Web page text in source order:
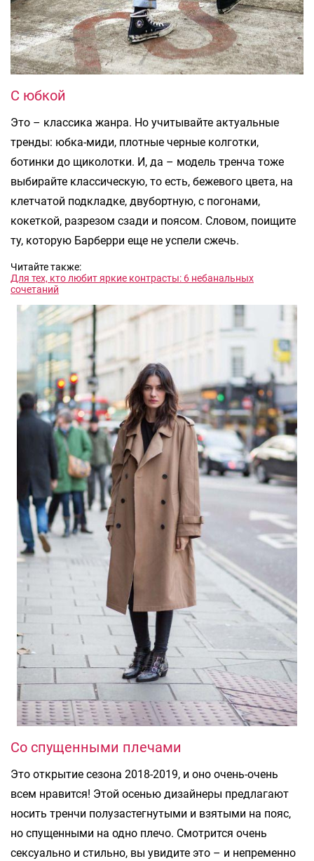
С юбкой
Это – классика жанра. Но учитывайте актуальные
тренды: юбка-миди, плотные черные колготки,
ботинки до щиколотки. И, да – модель тренча тоже
выбирайте классическую, то есть, бежевого цвета, на
клетчатой подкладке, двубортную, с погонами,
кокеткой, разрезом сзади и поясом. Словом, поищите
ту, которую Барберри еще не успели сжечь.
Читайте также:
Для тех, кто любит яркие контрасты: 6 небанальных
сочетаний
Со спущенными плечами
Это открытие сезона 2018-2019, и оно очень-очень
всем нравится! Этой осенью дизайнеры предлагают
носить тренчи полузастегнутыми и взятыми на пояс,
но спущенными на одно плечо. Смотрится очень
сексуально и стильно, вы увидите это – и непременно